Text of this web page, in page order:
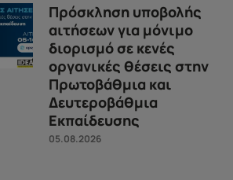
Πρόσκληση υποβολής
αιτήσεων για μόνιμο
διορισμό σε κενές
οργανικές θέσεις στην
Πρωτοβάθμια και
Δευτεροβάθμια
Εκπαίδευσης
05.08.2026